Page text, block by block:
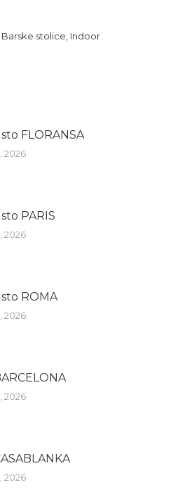
Barske stolice Indoor
FLORANSA
2026
PARIS
2026
ROMA
2026
2026
2026